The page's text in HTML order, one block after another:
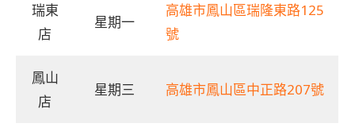
瑞東
店
星期一
高雄市鳳山區瑞隆東路125
號
鳳山
店
星期三 高雄市鳳山區中正路207號